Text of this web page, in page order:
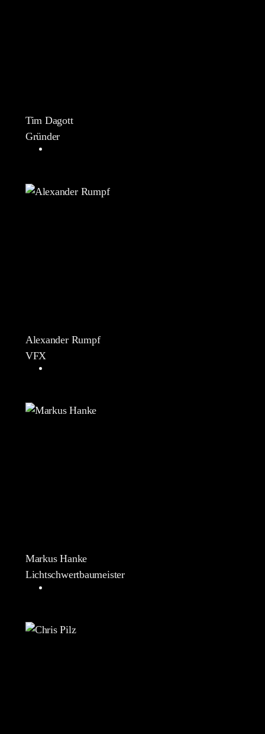
Tim Dagott
Gründer
Alexander Rumpf
VFX
Markus Hanke
Lichtschwertbaumeister